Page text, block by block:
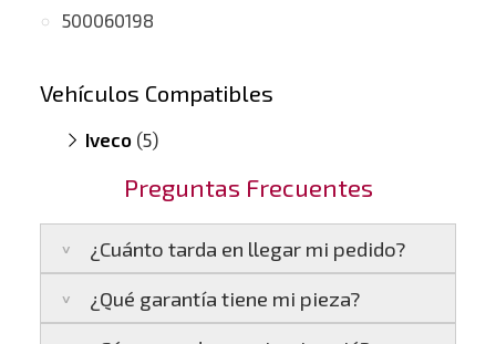
500060198
Vehículos Compatibles
Iveco (5)
Generador 17.2(motor 8240.42)
Generador 17.2(motor 8280.42)
Generador 17.2(motor 8280.42 SPR)
Preguntas Frecuentes
¿Cuánto tarda en llegar mi pedido?
Península:Entregamos en un plazo estimado
de24 a 48 horas laborables, si realizas tu
¿Qué garantía tiene mi pieza?